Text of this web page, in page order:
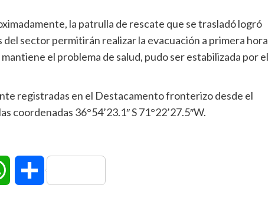
la patrulla de rescate que se trasladó logró
sector permitirán realizar la evacuación a primera hora
el problema de salud, pudo ser estabilizada por el
registradas en el Destacamento fronterizo desde el
coordenadas 36°54’23.1″ S 71°22’27.5″W.
WhatsAppCompartir